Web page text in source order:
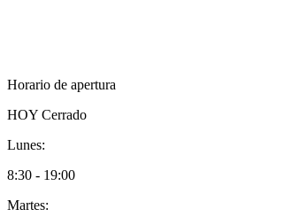
Horario de apertura
HOY Cerrado
Lunes:
8:30 - 19:00
Martes: